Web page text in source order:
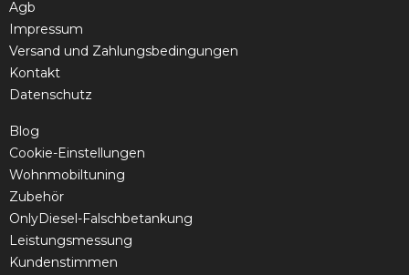
Agb
Impressum
Versand und Zahlungsbedingungen
Kontakt
Datenschutz
Blog
Cookie-Einstellungen
Wohnmobiltuning
Zubehör
OnlyDiesel-Falschbetankung
Leistungsmessung
Kundenstimmen